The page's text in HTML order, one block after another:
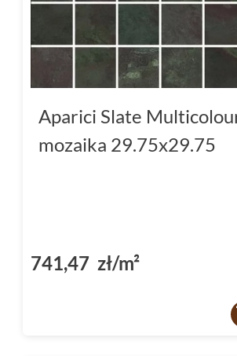
Aparici Slate
mozaika 29.75x29.75
741,47 zł/m²